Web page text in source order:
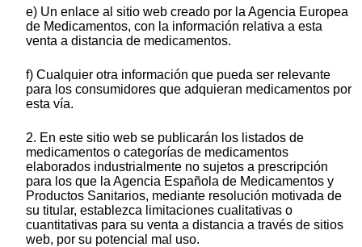
e) Un enlace al sitio web creado por la Agencia Europea
de Medicamentos, con la información relativa a esta
venta a distancia de medicamentos.
f) Cualquier otra información que pueda ser relevante
para los consumidores que adquieran medicamentos por
esta vía.
2. En este sitio web se publicarán los listados de
medicamentos o categorías de medicamentos
elaborados industrialmente no sujetos a prescripción
para los que la Agencia Española de Medicamentos y
Productos Sanitarios, mediante resolución motivada de
su titular, establezca limitaciones cualitativas o
cuantitativas para su venta a distancia a través de sitios
web, por su potencial mal uso.